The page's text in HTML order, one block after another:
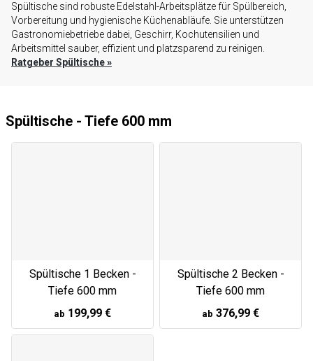
Spültische sind robuste Edelstahl-Arbeitsplätze für Spülbereich,
Vorbereitung und hygienische Küchenabläufe. Sie unterstützen
Gastronomiebetriebe dabei, Geschirr, Kochutensilien und
Arbeitsmittel sauber, effizient und platzsparend zu reinigen.
Ratgeber Spültische»
Spültische - Tiefe 600 mm
Spültische 1 Becken -
Tiefe 600 mm
ab 199,99 €
Spültische 2 Becken -
Tiefe 600 mm
ab 376,99 €